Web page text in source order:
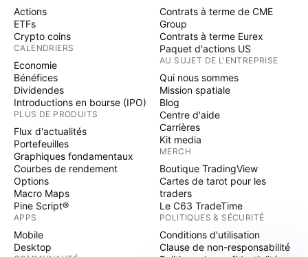
Actions
ETFs
Crypto coins
CALENDRIERS
Economie
Bénéfices
Dividendes
Introductions en bourse (IPO)
PLUS DE PRODUITS
Flux d'actualités
Portefeuilles
Graphiques fondamentaux
Courbes de rendement
Options
Macro Maps
Pine Script®
APPS
Mobile
Desktop
Contrats à terme de CME
Group
Contrats à terme Eurex
Paquet d'actions US
AU SUJET DE L'ENTREPRISE
Qui nous sommes
Mission spatiale
Blog
Centre d'aide
Carrières
Kit media
MERCH
Boutique TradingView
Cartes de tarot pour les
traders
Le C63 TradeTime
POLITIQUES & SÉCURITÉ
Conditions d'utilisation
Clause de non-responsabilité